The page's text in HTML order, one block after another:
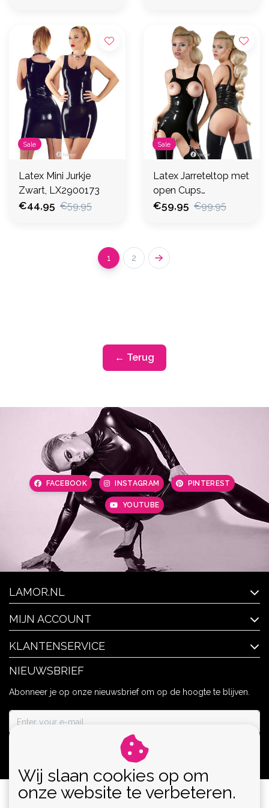
Sale
Latex Mini Jurkje
Zwart, LX2900173
€44,95 €59,95
Sale
Latex Jarreteltop met
open Cups
,LX2900653
€59,95 €99,95
1 2
← Terug
FACEBOOK INSTAGRAM PINTEREST
YOUTUBE
LAMOR.NL
MIJN ACCOUNT
KLANTENSERVICE
NIEUWSBRIEF
Abonneer je op onze nieuwsbrief om op de hoogte te blijven.
Wij slaan cookies op om
onze website te verbeteren.